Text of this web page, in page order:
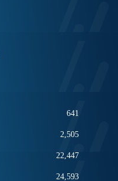
641
2,505
22,447
24,593